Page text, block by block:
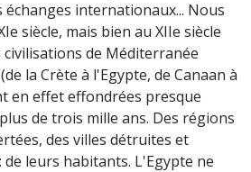
échanges internationaux... Nous
siècle, mais bien au XIIe siècle
civilisations de Méditerranée
la Crète à l'Egypte, de Canaan à
en effet effondrées presque
de trois mille ans. Des régions
des villes détruites et
leurs habitants. L'Egypte ne